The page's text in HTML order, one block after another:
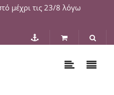
μέχρι τις 23/8 λόγω